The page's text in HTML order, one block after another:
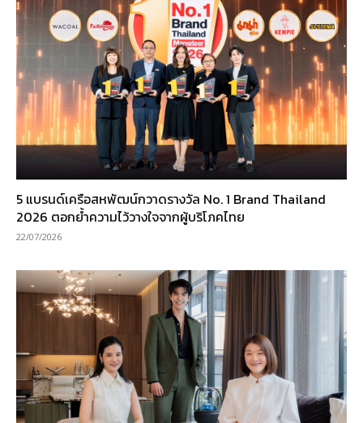
5 แบรนด์เครือสหพัฒน์กวาดรางวัล No. 1 Brand Thailand
2026 ตอกย้ำความไว้วางใจจากผู้บริโภคไทย
22/07/2026